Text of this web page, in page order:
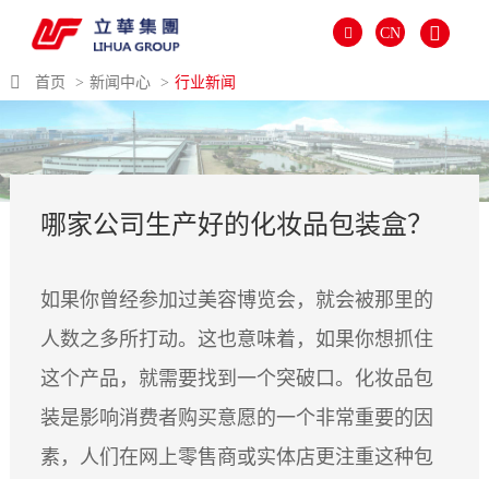
CN
PORTUGUÉS
PYCCKИЙ
首页 新闻中心 行业新闻
哪家公司生产好的化妆品包装盒？
如果你曾经参加过美容博览会，就会被那里的
人数之多所打动。这也意味着，如果你想抓住
这个产品，就需要找到一个突破口。化妆品包
装是影响消费者购买意愿的一个非常重要的因
素，人们在网上零售商或实体店更注重这种包